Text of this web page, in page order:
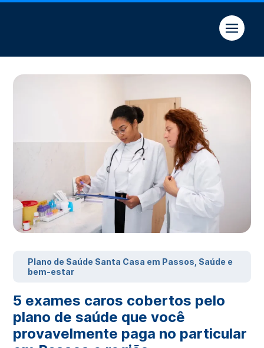
Plano de Saúde Santa Casa em Passos Saúde e
bem-estar
5 exames caros cobertos pelo
plano de saúde que você
provavelmente paga no particular